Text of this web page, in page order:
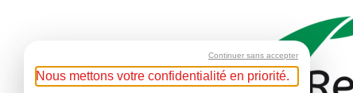
Continuer sans accepter
Nous mettons votre confidentialité en priorité.